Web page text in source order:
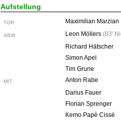
Aufstellung
TOR Maximilian Marzian
ABW Leon Möllers (83'
Richard Hätscher
Simon Apel
Tim Grune
MIT
Anton Rabe
Darius Fauer
Florian Sprenger
Kemo Papè Cissé